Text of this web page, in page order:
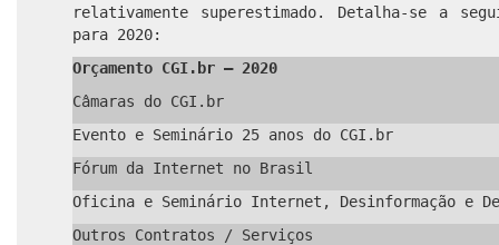
relativamente superestimado. Detalha-se a
para 2020:
Orçamento CGI.br – 2020
Câmaras do CGI.br
Evento e Seminário 25 anos do CGI.br
Fórum da Internet no Brasil
Oficina e Seminário Internet, Desinformação e
Outros Contratos / Serviços